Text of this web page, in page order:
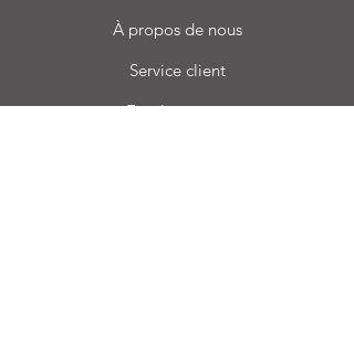
À propos de nous
Service client
Emplacement